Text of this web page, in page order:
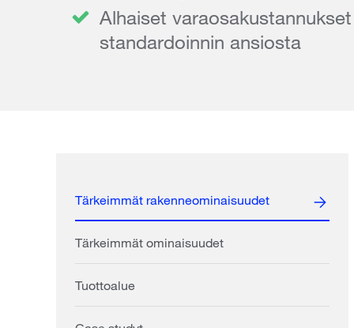
Alhaiset
standardoinnin ansiosta
Tärkeimmät rakenneominaisuudet
Tärkeimmät ominaisuudet
Tuottoalue